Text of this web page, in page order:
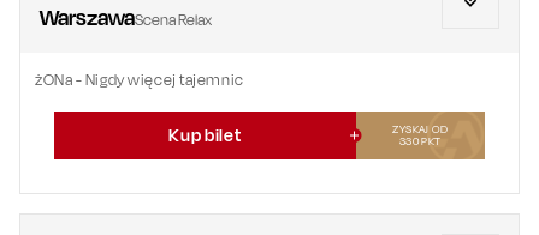
WarszawaScena Relax
żONa - Nigdy więcej tajemnic
Kup bilet
ZYSKAJ OD
330PKT